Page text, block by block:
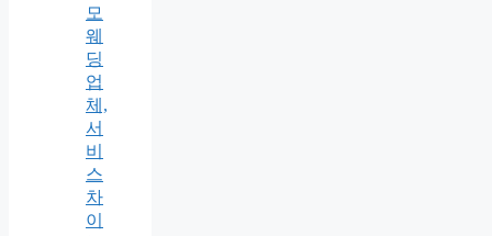
모
웨
딩
업
체,
서
비
스
차
이